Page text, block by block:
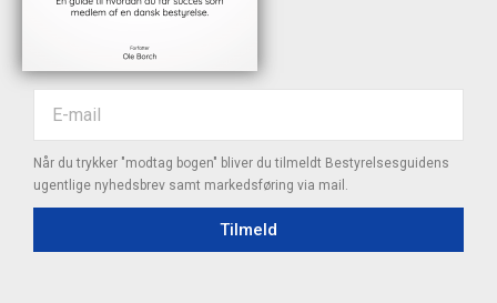
Når du trykker "modtag bogen" bliver du tilmeldt Bestyrelsesguidens
ugentlige nyhedsbrev samt markedsføring via mail.
Tilmeld